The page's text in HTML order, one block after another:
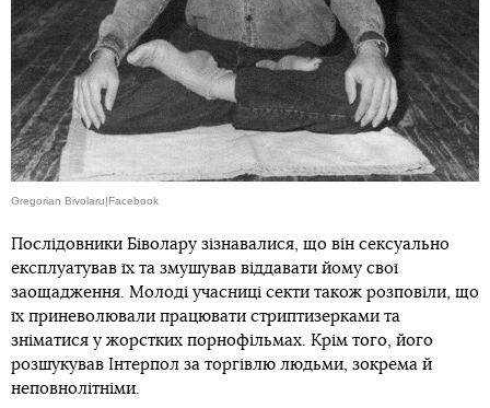
Gregorian Bivolaru|Facebook
Послідовники Біволару зізнавалися, що він сексуально
експлуатував їх та змушував віддавати йому свої
заощадження. Молоді учасниці секти також розповіли, що
їх приневолювали працювати стриптизерками та
зніматися у жорстких порнофільмах. Крім того, його
розшукував Інтерпол за торгівлю людьми, зокрема й
неповнолітніми.